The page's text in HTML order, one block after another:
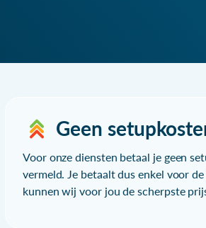
Geen
Voor onze diensten betaal je geen
vermeld. Je betaalt dus enkel voor
kunnen wij voor jou de scherpste